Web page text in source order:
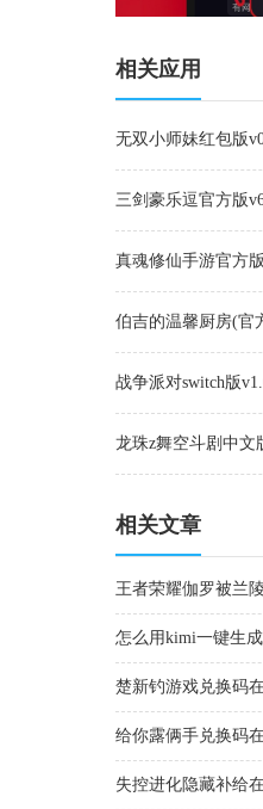
相关应用
无双小师妹红包版
三剑豪乐逗官方版
真魂修仙手游官方
伯吉的温馨厨房(官
战争派对switch版
龙珠z舞空斗剧中文
相关文章
王者荣耀伽罗被兰
怎么用kimi一键生
楚新钓游戏兑换码
给你露俩手兑换码
大全
失控进化隐藏补给